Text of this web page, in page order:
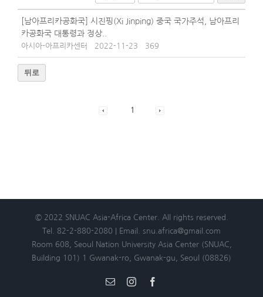
[남아프리카공화국] 시진핑(Xi Jinping) 중국 국가주석, 남아프리
카공화국 대통령과 정상..
아시아-아프리카센터 2022-11-23 369
뒤로
1
© 2022 SNUAC Asia-Africa Center. All rights reserved.
Tel. 82-2-880-2080 | Email. snu.africa@gmail.com
Room 608, Seoul Nation University Asia Center (SNUAC,
Building 101) 1 Gwanak-ro, Gwanak-gu, Seoul (08826)
EmailInstagram